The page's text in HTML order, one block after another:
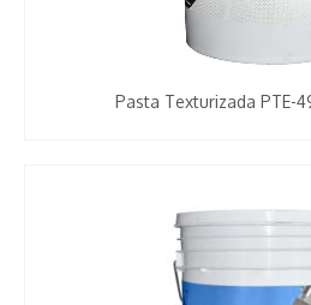
Pasta Texturizada PTE-